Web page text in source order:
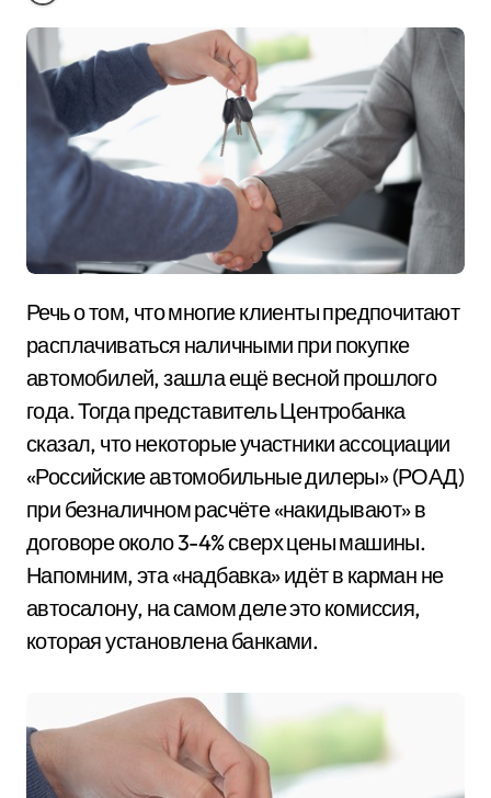
Речь о том, что многие клиенты предпочитают
расплачиваться наличными при покупке
автомобилей, зашла ещё весной прошлого
года. Тогда представитель Центробанка
сказал, что некоторые участники ассоциации
«Российские автомобильные дилеры» (РОАД)
при безналичном расчёте «накидывают» в
договоре около 3-4% сверх цены машины.
Напомним, эта «надбавка» идёт в карман не
автосалону, на самом деле это комиссия,
которая установлена банками.